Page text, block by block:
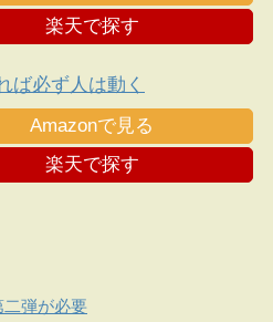
楽天で探す
ば必ず人は動く
Amazonで見る
楽天で探す
弾が必要